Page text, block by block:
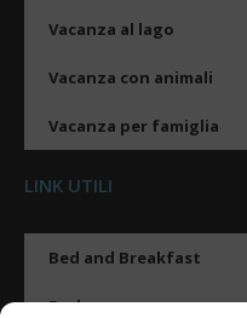
Vacanza al lago
Vacanza con animali
Vacanza per famiglia
LINK UTILI
Bed and Breakfast
Esplora